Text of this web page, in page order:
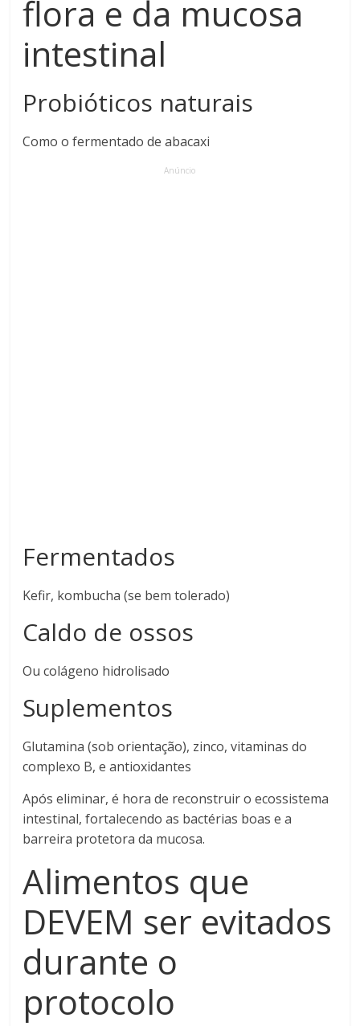
flora e da mucosa
intestinal
Probióticos naturais
Como o fermentado de abacaxi
Anúncio
Fermentados
Kefir, kombucha (se bem tolerado)
Caldo de ossos
Ou colágeno hidrolisado
Suplementos
Glutamina (sob orientação), zinco, vitaminas do
complexo B, e antioxidantes
Após eliminar, é hora de reconstruir o ecossistema
intestinal, fortalecendo as bactérias boas e a
barreira protetora da mucosa.
Alimentos que
DEVEM ser evitados
durante o
protocolo